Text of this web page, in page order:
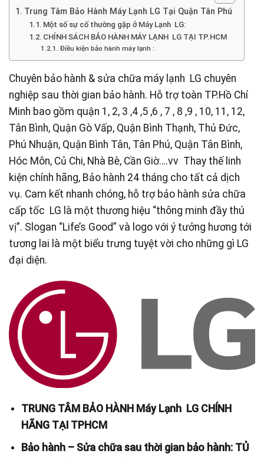
Trung Tâm Bảo Hành Máy Lạnh LG Tại Quận Tân Phú
Một số sự cố thường gặp ở Máy Lạnh LG:
CHÍNH SÁCH BẢO HÀNH MÁY LẠNH LG TẠI TP.HCM
Điều kiện bảo hành máy lạnh :
Chuyên bảo hành & sửa chữa máy lạnh LG chuyên
nghiệp sau thời gian bảo hành. Hỗ trợ toàn TP.Hồ Chí
Minh bao gồm quận 1, 2, 3 ,4 ,5 ,6 , 7 , 8 ,9 , 10, 11, 12,
Tân Bình, Quận Gò Vấp, Quận Bình Thạnh, Thủ Đức,
Phú Nhuận, Quận Bình Tân, Tân Phú, Quận Tân Bình,
Hóc Môn, Củ Chi, Nhà Bè, Cần Giờ….vv Thay thế linh
kiện chính hãng, Bảo hành 24 tháng cho tất cả dịch
vụ. Cam kết nhanh chóng, hỗ trợ bảo hành sửa chữa
cấp tốc LG là một thương hiệu “thông minh đầy thú
vị”. Slogan “Life’s Good” và logo với ý tưởng hương tới
tương lai là một biểu trưng tuyệt vời cho những gì LG
đại diện.
TRUNG TÂM BẢO HÀNH Máy Lạnh LG CHÍNH
HÃNG TẠI TPHCM
Bảo hành – Sửa chữa sau thời gian bảo hành: TỦ